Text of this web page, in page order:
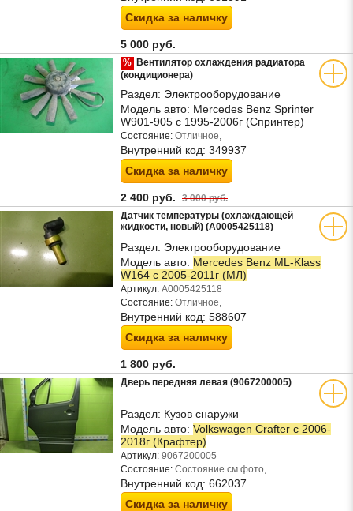
Скидка за наличку
5 000 руб.
% Вентилятор охлаждения радиатора
(кондиционера)
Раздел: Электрооборудование
Модель авто: Mercedes Benz Sprinter
W901-905 с 1995-2006г (Спринтер)
Состояние: Отличное,
Внутренний код: 349937
Скидка за наличку
2 400 руб. 3 000 руб.
Датчик температуры (охлаждающей
жидкости, новый) (A0005425118)
Раздел: Электрооборудование
Модель авто: Mercedes Benz ML-Klass
W164 c 2005-2011г (МЛ)
Артикул: A0005425118
Состояние: Отличное,
Внутренний код: 588607
Скидка за наличку
1 800 руб.
Дверь передняя левая (9067200005)
Раздел: Кузов снаружи
Модель авто: Volkswagen Crafter с 2006-
2018г (Крафтер)
Артикул: 9067200005
Состояние: Состояние см.фото,
Внутренний код: 662037
Скидка за наличку